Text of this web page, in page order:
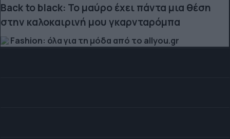
Back to black: Το μαύρο έχει πάντα μια θέση
στην καλοκαιρινή μου γκαρνταρόμπα
Fashion: όλα για τη μόδα από το allyou.gr